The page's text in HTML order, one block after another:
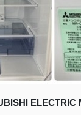
ELECTRIC